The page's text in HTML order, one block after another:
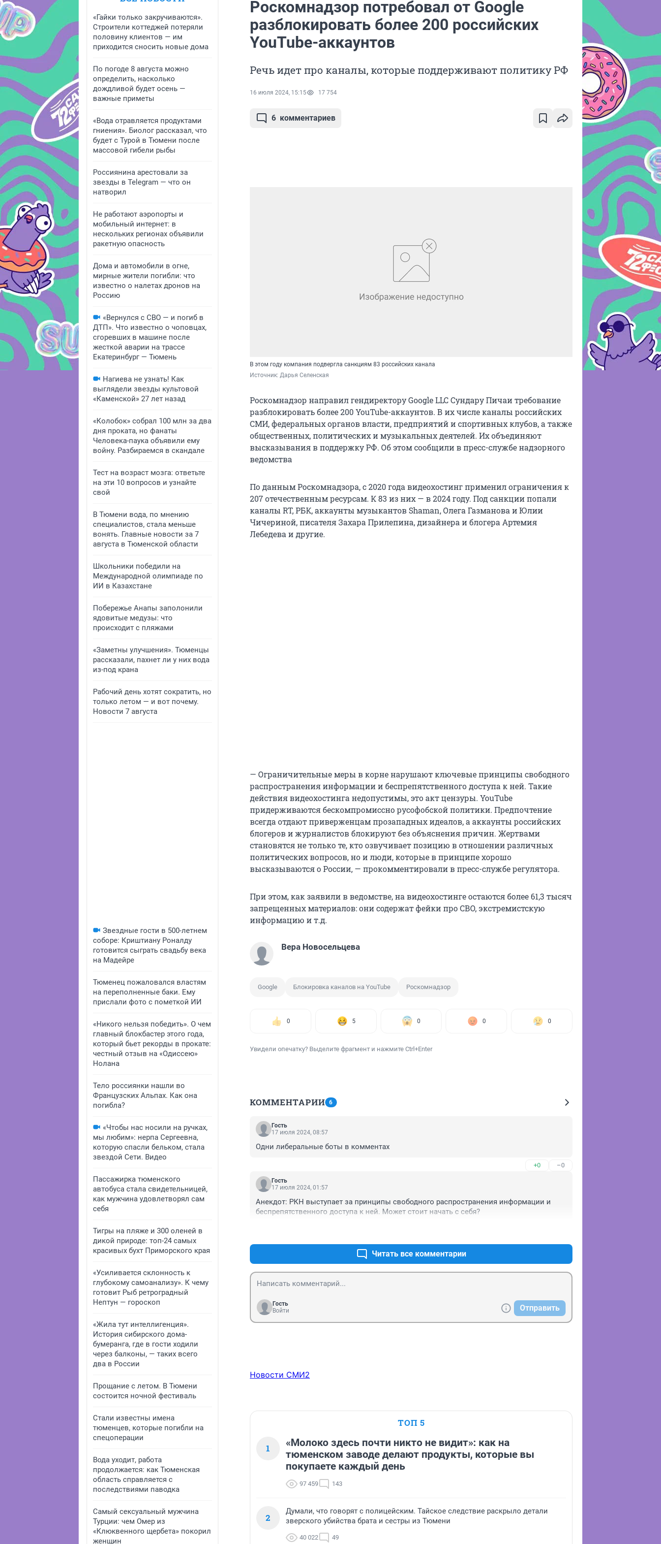
«Гайки только закручиваются».
Строители коттеджей потеряли
половину клиентов — им
приходится сносить новые дома
По погоде 8 августа можно
определить, насколько
дождливой будет осень —
важные приметы
«Вода отравляется продуктами
гниения». Биолог рассказал, что
будет с Турой в Тюмени после
массовой гибели рыбы
Россиянина арестовали за
звезды в Telegram — что он
натворил
Не работают аэропорты и
мобильный интернет: в
нескольких регионах объявили
ракетную опасность
Дома и автомобили в огне,
мирные жители погибли: что
известно о налетах дронов на
Россию
«Вернулся с СВО — и погиб в
ДТП». Что известно о чоповцах,
сгоревших в машине после
жесткой аварии на трассе
Екатеринбург — Тюмень
Нагиева не узнать! Как
выглядели звезды культовой
«Каменской» 27 лет назад
«Колобок» собрал 100 млн за два
дня проката, но фанаты
Человека-паука объявили ему
войну. Разбираемся в скандале
Тест на возраст мозга: ответьте
на эти 10 вопросов и узнайте
свой
В Тюмени вода, по мнению
специалистов, стала меньше
вонять. Главные новости за 7
августа в Тюменской области
Школьники победили на
Международной олимпиаде по
ИИ в Казахстане
Побережье Анапы заполонили
ядовитые медузы: что
происходит с пляжами
«Заметны улучшения». Тюменцы
рассказали, пахнет ли у них вода
из-под крана
Рабочий день хотят сократить, но
только летом — и вот почему.
Новости 7 августа
Звездные гости в 500-летнем
соборе: Криштиану Роналду
готовится сыграть свадьбу века
на Мадейре
Тюменец пожаловался властям
на переполненные баки. Ему
прислали фото с пометкой ИИ
«Никого нельзя победить». О чем
главный блокбастер этого года,
который бьет рекорды в прокате:
честный отзыв на «Одиссею»
Нолана
Тело россиянки нашли во
Французских Альпах. Как она
погибла?
«Чтобы нас носили на ручках,
мы любим»: нерпа Сергеевна,
которую спасли бельком, стала
звездой Сети. Видео
Пассажирка тюменского
автобуса стала свидетельницей,
как мужчина удовлетворял сам
себя
Тигры на пляже и 300 оленей в
дикой природе: топ-24 самых
красивых бухт Приморского края
«Усиливается склонность к
глубокому самоанализу». К чему
готовит Рыб ретроградный
Нептун — гороскоп
«Жила тут интеллигенция».
История сибирского дома-
бумеранга, где в гости ходили
через балконы, — таких всего
два в России
Прощание с летом. В Тюмени
состоится ночной фестиваль
Стали известны имена
тюменцев, которые погибли на
спецоперации
Вода уходит, работа
продолжается: как Тюменская
область справляется с
последствиями паводка
Самый сексуальный мужчина
Турции: чем Омер из
«Клюквенного щербета» покорил
женщин
Роскомнадзор потребовал от Google
разблокировать более 200 российских
YouTube-аккаунтов
Речь идет про каналы, которые поддерживают политику РФ
16 июля 2024, 15:15 17 754
6 комментариев
В этом году компания подвергла санкциям 83 российских канала
Источник: Дарья Селенская
Роскомнадзор направил гендиректору Google LLC Сундару Пичаи требование
разблокировать более 200 YouTube-аккаунтов. В их числе каналы российских
СМИ, федеральных органов власти, предприятий и спортивных клубов, а также
общественных, политических и музыкальных деятелей. Их объединяют
высказывания в поддержку РФ. Об этом сообщили в пресс-службе надзорного
ведомства
По данным Роскомнадзора, с 2020 года видеохостинг применил ограничения к
207 отечественным ресурсам. К 83 из них — в 2024 году. Под санкции попали
каналы RT, РБК, аккаунты музыкантов Shaman, Олега Газманова и Юлии
Чичериной, писателя Захара Прилепина, дизайнера и блогера Артемия
Лебедева и другие.
— Ограничительные меры в корне нарушают ключевые принципы свободного
распространения информации и беспрепятственного доступа к ней. Такие
действия видеохостинга недопустимы, это акт цензуры. YouTube
придерживаются бескомпромиссно русофобской политики. Предпочтение
всегда отдают приверженцам прозападных идеалов, а аккаунты российских
блогеров и журналистов блокируют без объяснения причин. Жертвами
становятся не только те, кто озвучивает позицию в отношении различных
политических вопросов, но и люди, которые в принципе хорошо
высказываются о России, — прокомментировали в пресс-службе регулятора.
При этом, как заявили в ведомстве, на видеохостинге остаются более 61,3 тысяч
запрещенных материалов: они содержат фейки про СВО, экстремистскую
информацию и т.д.
Вера Новосельцева
Google Блокировка каналов на YouTube Роскомнадзор
0 5 0 0 0
Увидели опечатку? Выделите фрагмент и нажмите Ctrl+Enter
КОММЕНТАРИИ 6
Гость
17 июля 2024, 08:57
Одни либеральные боты в комментах
+0 –0
Гость
17 июля 2024, 01:57
Анекдот: РКН выступает за принципы свободного распространения информации и
беспрепятственного доступа к ней. Может стоит начать с себя?
Читать все комментарии
Гость
Войти
Отправить
Новости СМИ2
ТОП 5
1
«Молоко здесь почти никто не видит»: как на
тюменском заводе делают продукты, которые вы
покупаете каждый день
97 459 143
2
Думали, что говорят с полицейским. Тайское следствие раскрыло детали
зверского убийства брата и сестры из Тюмени
40 022 49